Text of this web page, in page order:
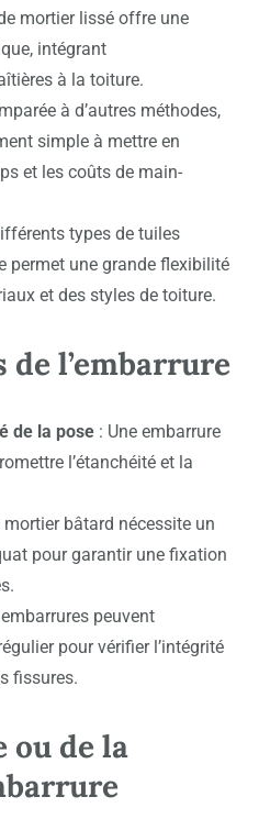
mortier lissé offre une
intégrant
à la toiture.
à d’autres méthodes,
simple à mettre en
et les coûts de main-
types de tuiles
permet une grande flexibilité
et des styles de toiture.
l’embarrure
de la pose : Une embarrure
l’étanchéité et la
mortier bâtard nécessite un
pour garantir une fixation
peuvent
pour vérifier l’intégrité
fissures.
ou de la